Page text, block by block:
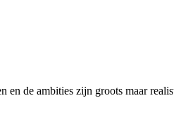
en de ambities zijn groots maar